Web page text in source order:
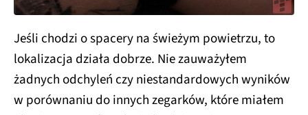
Jeśli chodzi o spacery na świeżym powietrzu, to
lokalizacja działa dobrze. Nie zauważyłem
żadnych odchyleń czy niestandardowych wyników
w porównaniu do innych zegarków, które miałem